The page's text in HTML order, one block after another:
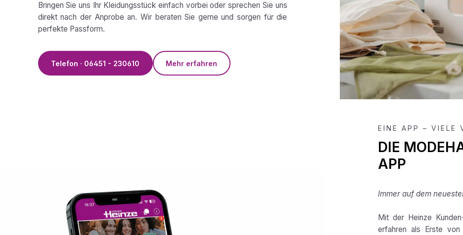
Bringen Sie uns Ihr Kleidungsstück einfach vorbei oder sprechen Sie uns
direkt nach der Anprobe an. Wir beraten Sie gerne und sorgen für die
perfekte Passform.
Telefon · 06451 - 230610 Mehr erfahren
EINE APP – VIELE
DIE
APP
Immer auf dem
Mit der Heinze
erfahren als Erste